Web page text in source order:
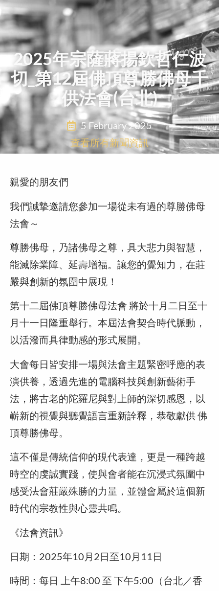
2025年宗薩蔣揚欽哲仁波
切_第12屆佛頂尊勝佛母千
供法會(台北)
5 February 2025
查看所有新聞資訊
親愛的朋友們
我們誠摯邀請您參加一場從未有過的尊勝佛母
法會～
尊勝佛母，乃諸佛母之尊，具大悲力與智慧，
能滅除業障、延壽增福。讓您的覺知力，在莊
嚴與創新的氛圍中展現！
第十二屆佛頂尊勝佛母法會 將於十月二日至十
月十一日隆重舉行。本屆法會契合時代脈動，
以活潑而具律動感的形式展開。
大會每日皆安排一場與法會主題緊密呼應的表
演供養，透過先進的電腦科技與創新藝術手
法，將古老的陀羅尼與對上師的深切感恩，以
嶄新的視覺與聽覺語言重新詮釋，恭敬獻供 佛
頂尊勝佛母。
這不僅是傳統信仰的現代表達，更是一種跨越
時空的虔誠實踐，使與會者能在沉浸式氛圍中
感受法會莊嚴殊勝的力量，並體會屬於這個新
時代的宗教性與心靈共鳴。
《法會資訊》
日期：2025年10月2日至10月11日
時間：每日 上午8:00 至 下午5:00（台北／香